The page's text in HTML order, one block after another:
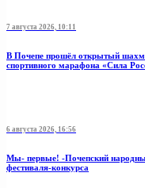
7 августа 2026, 10:11
В Почепе прошёл открытый
спортивного марафона «Сила
6 августа 2026, 16:56
Мы- первые! -Почепский
фестиваля-конкурса